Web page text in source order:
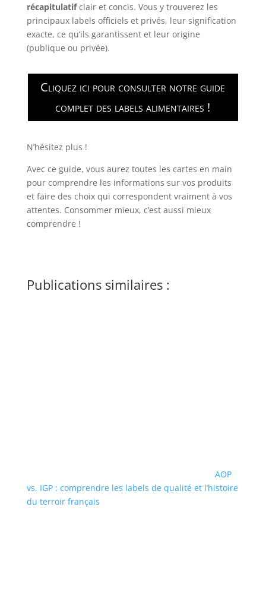
récapitulatifclair et concis. Vous y trouverez les
principaux labels officiels et privés, leur signification
exacte, ce qu’ils garantissent et leur origine
(publique ou privée).
Cliquez ici pour consulter notre guide
complet des labels alimentaires !
N’hésitez plus !
Avec ce guide, vous aurez toutes les cartes en main
pour comprendre les informations sur vos produits
et faire des choix qui correspondent vraiment à vos
attentes. Consommer mieux, c’est aussi mieux
comprendre !
Publications similaires :
AOP
vs. IGP : comprendre les labels de qualité et l’histoire
du terroir français